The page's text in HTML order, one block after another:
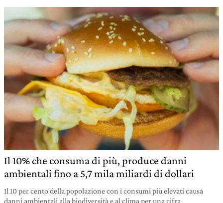
Il 10% che consuma di più, produce danni
ambientali fino a 5,7 mila miliardi di dollari
Il 10 per cento della popolazione con i consumi più elevati causa
danni ambientali alla biodiversità e al clima per una cifra